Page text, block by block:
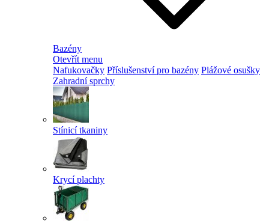
Bazény
Otevřít menu
Nafukovačky Příslušenství pro bazény Plážové osušky
Zahradní sprchy
Stínicí tkaniny
Krycí plachty